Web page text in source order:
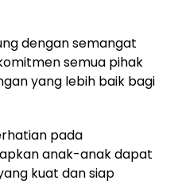
dengan semangat
semua pihak
yang lebih baik bagi
pada
anak-anak dapat
kuat dan siap